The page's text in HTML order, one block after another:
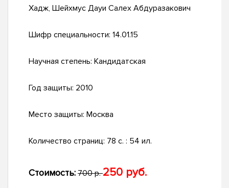
Хадж, Шейхмус Дауи Салех Абдуразакович
Шифр специальности: 14.01.15
Научная степень: Кандидатская
Год защиты: 2010
Место защиты: Москва
Количество страниц: 78 с. : 54 ил.
Стоимость: 700 р.250 руб.